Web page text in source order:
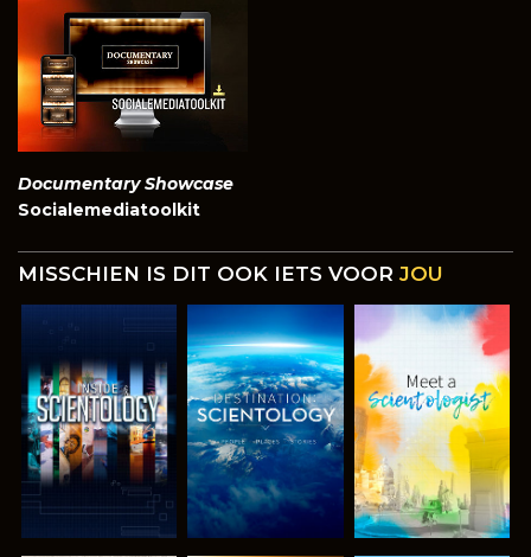
Documentary Showcase
Socialemediatoolkit
MISSCHIEN IS DIT OOK IETS VOOR JOU